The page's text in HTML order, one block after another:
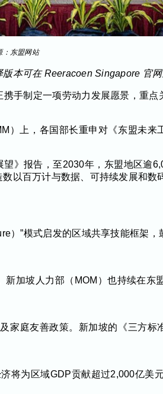
：东盟网站
本可在 Reeracoen Singapore 官网
手制定一项劳动力发展愿景，重点
）上，各国部长重申对《东盟未来
》报告，至2030年，东盟地区逾
以百万计与数据、可持续发展和数
）”模式启发的区域共享技能框架
加坡人力部（MOM）也持续在东
家庭友善政策。新加坡的《三方标
将为区域GDP贡献超过2,000亿美